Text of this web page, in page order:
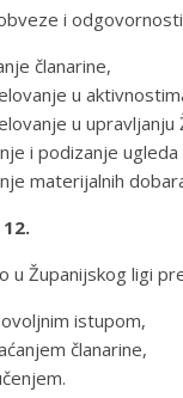
i
članarine,
u
u upravljanju
i podizanje
materijalnih
u Županijskog ligi
istupom,
članarine,